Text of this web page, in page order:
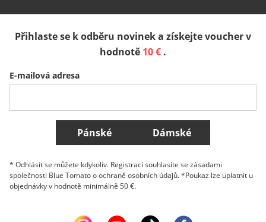
Slovenija
Belgique (Français) Danmark Norge
Všechny země
Přihlaste se k odběru novinek a získejte voucher v
hodnotě 10 € .
E-mailová adresa
Pánské Dámské
* Odhlásit se můžete kdykoliv. Registrací souhlasíte se zásadami
společnosti Blue Tomato o ochraně osobních údajů. *Poukaz lze uplatnit u
objednávky v hodnotě minimálně 50 €.